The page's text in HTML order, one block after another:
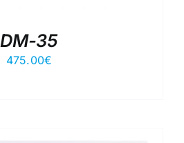
DM-35
475.00€